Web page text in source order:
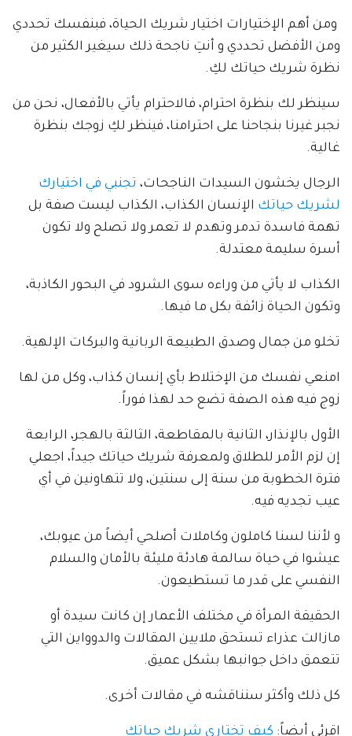
ومن أهم الإختيارات اختيار شريك الحياة، فبنفسك تحددي
ومن الأفضل تحددي و أنتِ ناجحة ذلك سيغير الكثير من
نظرة شريك حياتك لكِ.
سينظر لك بنظرة احترام، فالاحترام يأتي بالأفعال، نحن من
نجبر غيرنا بنجاحنا على احترامنا، فينظر لكِ زوجك بنظرة
غالية.
الرجال يخشون السيدات الناجحات، تجنبي في اختيارك
لشريك حياتك الإنسان الكذاب، الكذاب ليست صفة بل
تهمة فاسدة تدمر وتهدم لا تعمر ولا تصلح ولا تكون
أسرة سليمة معتدلة.
الكذاب لا يأتي من وراءه سوى الشرود في البحور الكاذبة،
وتكون الحياة زائفة بكل ما فيها.
تخلو من جمال وصدق الطبيعة الربانية والبركات الإلهية.
امنعي نفسك من الإختلاط بأي إنسان كذاب، وكل من لها
زوج فيه هذه الصفة تضع حد لهذا فوراً.
الأول بالإنذار، الثانية بالمقاطعة، الثالثة بالهجر، الرابعة
إن لزم الأمر للطلاق ولمعرفة شريك حياتك جيداً، اجعلي
فترة الخطوبة من سنة إلى سنتين، ولا تتهاونين في أي
عيب تجديه فيه.
و لأننا لسنا كاملون وكاملات أصلحي أيضاً من عيوبك،
عيشوا في حياة سالمة هادئة مليئة بالأمان والسلام
النفسي على قدر ما تستطيعون.
الحقيقة المرأة في مختلف الأعمار إن كانت سيدة أو
مازالت عذراء تستحق ملايين المقالات والدوواين التي
تتعمق داخل جوانبها بشكل عميق.
كل ذلك وأكثر سنناقشه في مقالات أخرى.
اقرئي أيضاً: كيف تختاري شريك حياتك